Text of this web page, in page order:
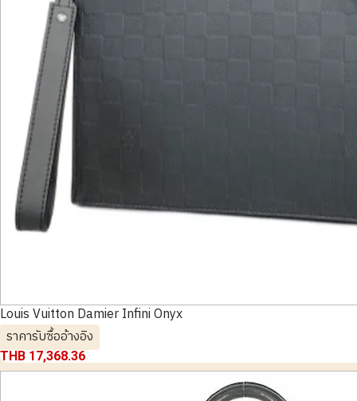
Louis Vuitton Damier Infini Onyx
ราคารับซื้ออ้างอิง
THB 17,368.36